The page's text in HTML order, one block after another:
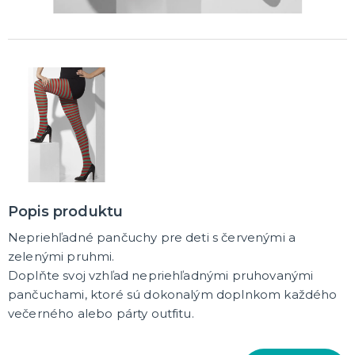
MIKULÁŠ
Všetko pre Mikuláša
Všetko pre anjelov
Všetko pre čertov
Všetko pre Santov
Všetko pre elfov
Vtipné vianočné kostýmy
Vianočné doplnky
Vianočné dekorácie
Balenie darčekov
ĎALŠIE KATEGÓRIE
SILVESTER
Popis produktu
Nepriehľadné pančuchy pre deti s červenými a
zelenými pruhmi.
Doplňte svoj vzhľad nepriehľadnými pruhovanými
pančuchami, ktoré sú dokonalým doplnkom každého
večerného alebo párty outfitu.